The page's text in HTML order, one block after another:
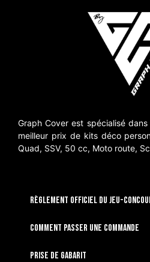
Graph Cover est spécialisé
meilleur prix de kits déco
Quad, SSV, 50 cc, Moto route,
RÈGLEMENT OFFICIEL DU JEU-
Comment passer une commande
Prise de gabarit